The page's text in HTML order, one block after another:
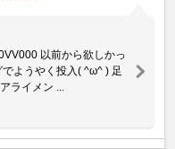
以前から欲しかっ
ようやく投入( ^ω^ ) 足
ライメン ...